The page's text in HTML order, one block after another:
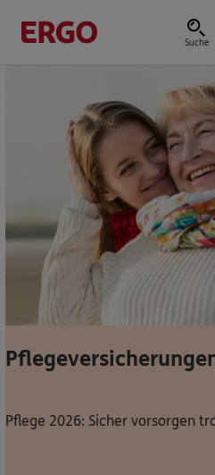
Suche
Versicherungen & Finanzen
Reform der
Dann lassen Sie sich helfen.
Pflege 2026: Sicher vorsorgen